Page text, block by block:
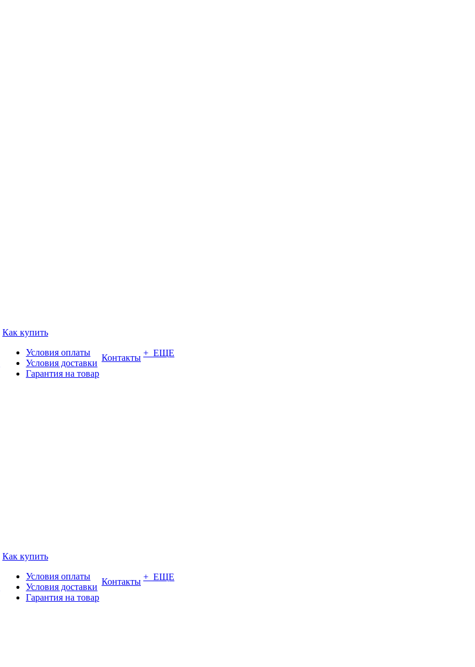
Как купить
Условия оплаты
Условия доставки
Гарантия на товар
Контакты + ЕЩЕ
Как купить
Условия оплаты
Условия доставки
Гарантия на товар
Контакты + ЕЩЕ